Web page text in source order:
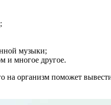
музыки;
и многое другое.
на организм поможет